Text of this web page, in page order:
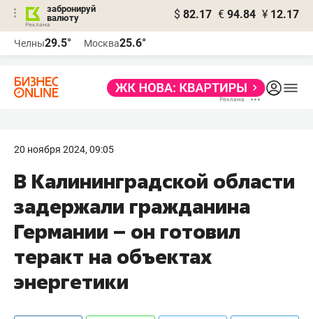
забронируй
валюту
$ 82.17 € 94.84 ¥ 12.17
Челны29.5° Москва25.6°
20 ноября 2024, 09:05
В Калининградской области
задержали гражданина
Германии – он готовил
теракт на объектах
энергетики